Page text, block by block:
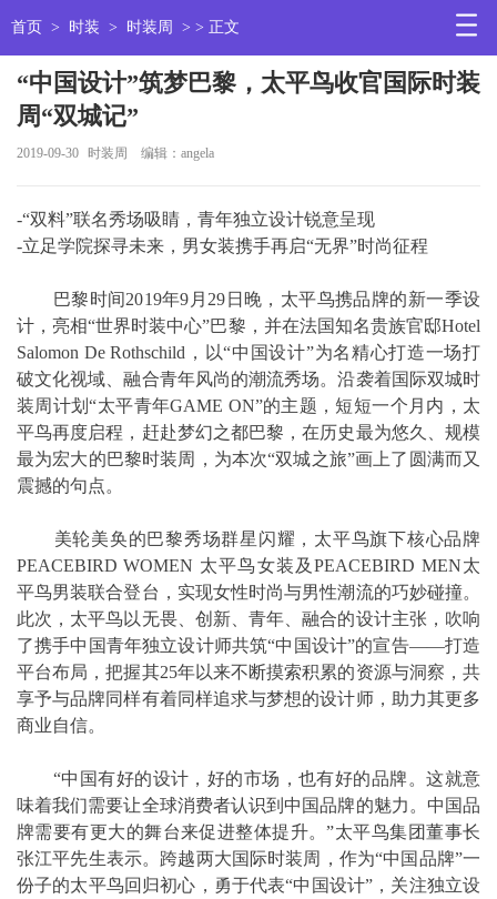
首页 > 时装 > 时装周 > > 正文
“中国设计”筑梦巴黎，太平鸟收官国际时装
周“双城记”
2019-09-30 时装周 编辑：angela
-“双料”联名秀场吸睛，青年独立设计锐意呈现
-立足学院探寻未来，男女装携手再启“无界”时尚征程
巴黎时间2019年9月29日晚，太平鸟携品牌的新一季设
计，亮相“世界时装中心”巴黎，并在法国知名贵族官邸Hotel
Salomon De Rothschild，以“中国设计”为名精心打造一场打
破文化视域、融合青年风尚的潮流秀场。沿袭着国际双城时
装周计划“太平青年GAME ON”的主题，短短一个月内，太
平鸟再度启程，赶赴梦幻之都巴黎，在历史最为悠久、规模
最为宏大的巴黎时装周，为本次“双城之旅”画上了圆满而又
震撼的句点。
美轮美奂的巴黎秀场群星闪耀，太平鸟旗下核心品牌
PEACEBIRD WOMEN 太平鸟女装及PEACEBIRD MEN太
平鸟男装联合登台，实现女性时尚与男性潮流的巧妙碰撞。
此次，太平鸟以无畏、创新、青年、融合的设计主张，吹响
了携手中国青年独立设计师共筑“中国设计”的宣告——打造
平台布局，把握其25年以来不断摸索积累的资源与洞察，共
享予与品牌同样有着同样追求与梦想的设计师，助力其更多
商业自信。
“中国有好的设计，好的市场，也有好的品牌。这就意
味着我们需要让全球消费者认识到中国品牌的魅力。中国品
牌需要有更大的舞台来促进整体提升。”太平鸟集团董事长
张江平先生表示。跨越两大国际时装周，作为“中国品牌”一
份子的太平鸟回归初心，勇于代表“中国设计”，关注独立设